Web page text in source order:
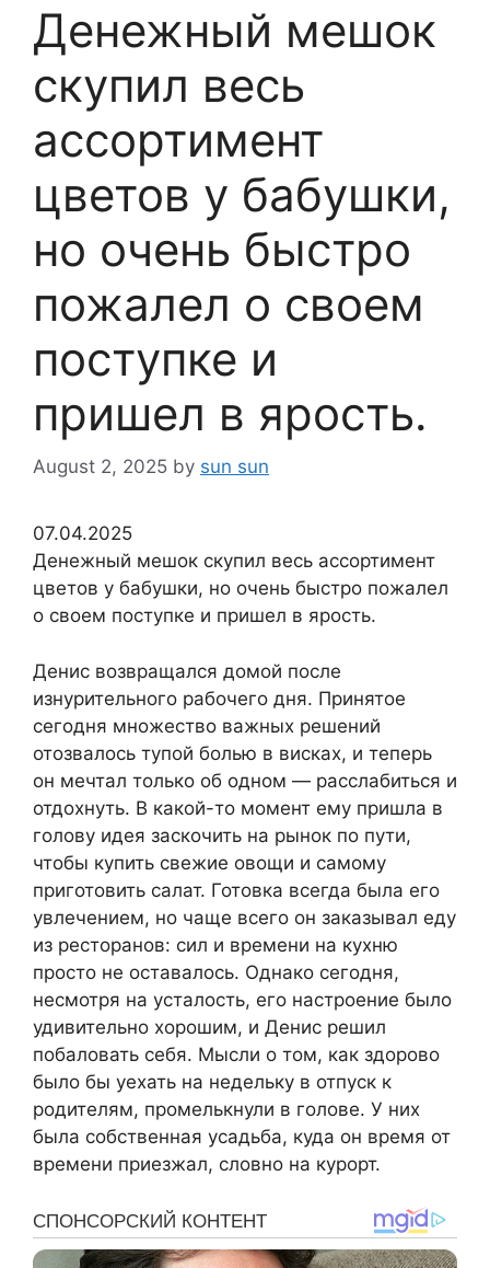
Денежный мешок
скупил весь
ассортимент
цветов у бабушки,
но очень быстро
пожалел о своем
поступке и
пришел в ярость.
August 2, 2025 by sun sun
07.04.2025
Денежный мешок скупил весь ассортимент
цветов у бабушки, но очень быстро пожалел
о своем поступке и пришел в ярость.
Денис возвращался домой после
изнурительного рабочего дня. Принятое
сегодня множество важных решений
отозвалось тупой болью в висках, и теперь
он мечтал только об одном — расслабиться и
отдохнуть. В какой-то момент ему пришла в
голову идея заскочить на рынок по пути,
чтобы купить свежие овощи и самому
приготовить салат. Готовка всегда была его
увлечением, но чаще всего он заказывал еду
из ресторанов: сил и времени на кухню
просто не оставалось. Однако сегодня,
несмотря на усталость, его настроение было
удивительно хорошим, и Денис решил
побаловать себя. Мысли о том, как здорово
было бы уехать на недельку в отпуск к
родителям, промелькнули в голове. У них
была собственная усадьба, куда он время от
времени приезжал, словно на курорт.